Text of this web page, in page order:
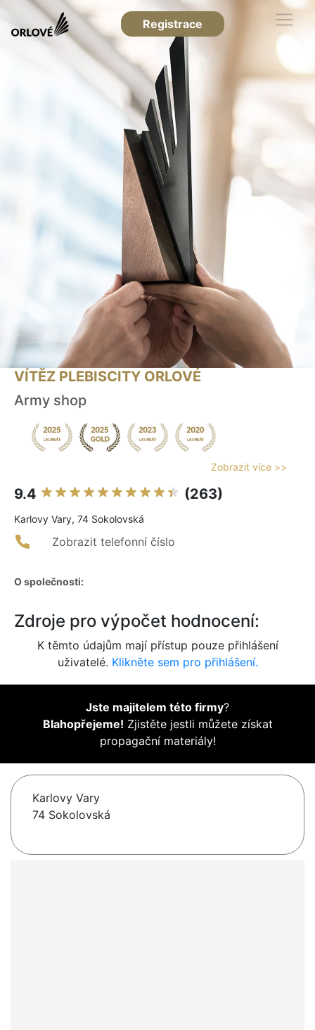
Registrace
VÍTĚZ PLEBISCITY ORLOVÉ
Army shop
Zobrazit více >>
9.4 (263)
Karlovy Vary, 74 Sokolovská
Zobrazit telefonní číslo
O společnosti:
Zdroje pro výpočet hodnocení:
K těmto údajům mají přístup pouze přihlášení
uživatelé. Klikněte sem pro přihlášení.
Jste majitelem této firmy?
Blahopřejeme! Zjistěte jestli můžete získat
propagační materiály!
Karlovy Vary
74 Sokolovská